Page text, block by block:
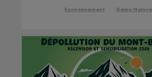
Phénoclim
Environnement Dame Nature